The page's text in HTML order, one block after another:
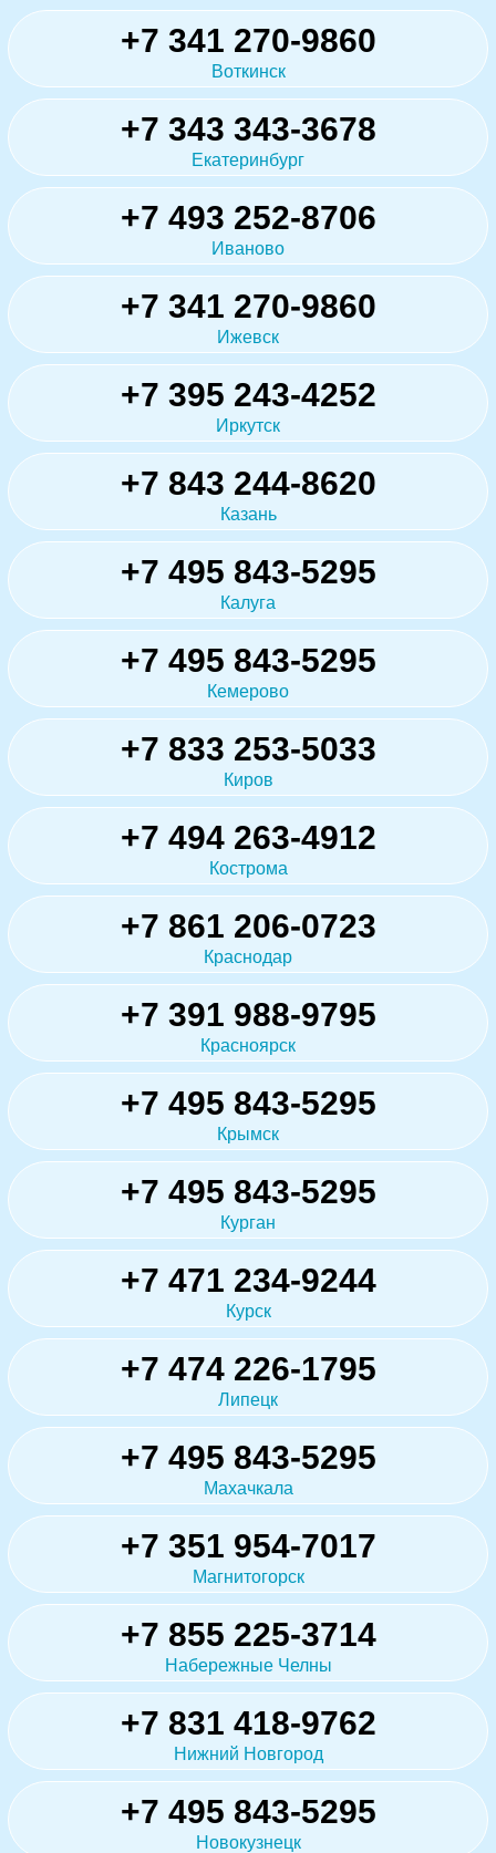
+7 341 270-9860
Воткинск
+7 343 343-3678
Екатеринбург
+7 493 252-8706
Иваново
+7 341 270-9860
Ижевск
+7 395 243-4252
Иркутск
+7 843 244-8620
Казань
+7 495 843-5295
Калуга
+7 495 843-5295
Кемерово
+7 833 253-5033
Киров
+7 494 263-4912
Кострома
+7 861 206-0723
Краснодар
+7 391 988-9795
Красноярск
+7 495 843-5295
Крымск
+7 495 843-5295
Курган
+7 471 234-9244
Курск
+7 474 226-1795
Липецк
+7 495 843-5295
Махачкала
+7 351 954-7017
Магнитогорск
+7 855 225-3714
Набережные Челны
+7 831 418-9762
Нижний Новгород
+7 495 843-5295
Новокузнецк